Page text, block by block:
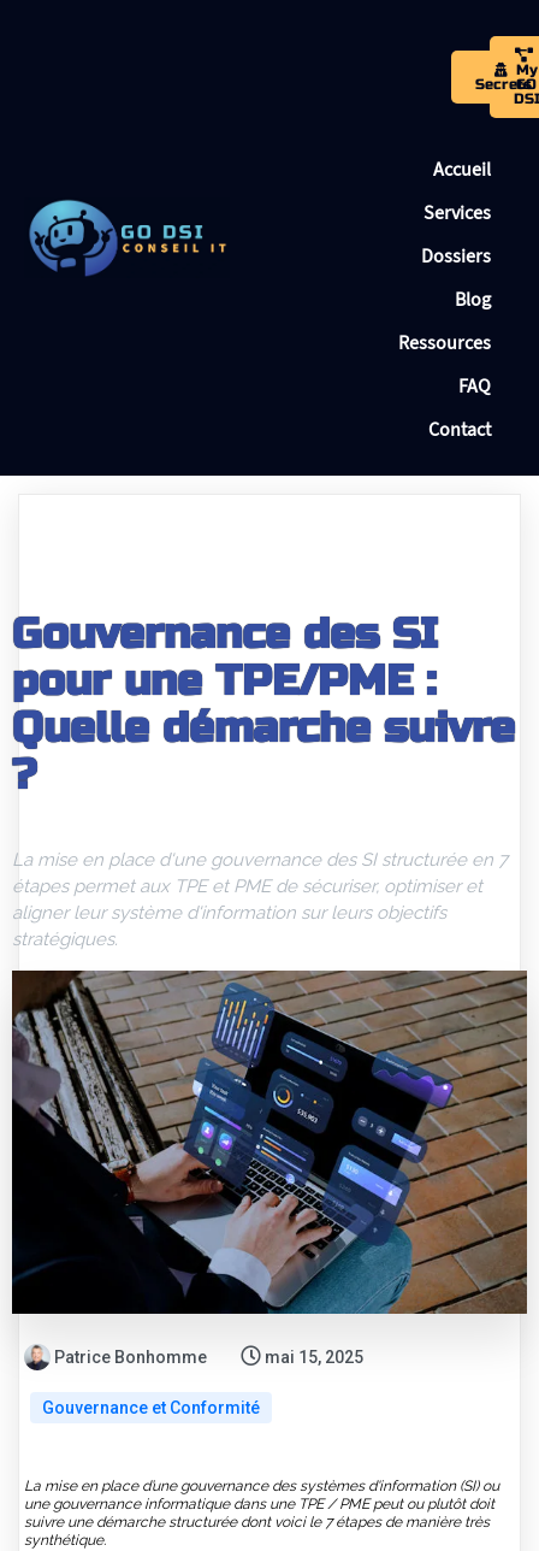
Secrets
My
GO
DSI
Accueil
Services
Dossiers
Blog
Ressources
FAQ
Contact
Gouvernance des SI
pour une TPE/PME :
Quelle démarche suivre
?
La mise en place d'une gouvernance des SI structurée en 7
étapes permet aux TPE et PME de sécuriser, optimiser et
aligner leur système d'information sur leurs objectifs
stratégiques.
Patrice Bonhomme mai 15, 2025
Gouvernance et Conformité
La mise en place d’une gouvernance des systèmes d'information (SI) ou
une gouvernance informatique dans une TPE / PME peut ou plutôt doit
suivre une démarche structurée dont voici le 7 étapes de manière très
synthétique.